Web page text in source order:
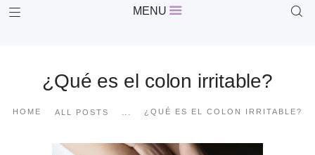
MENU
¿Qué es el colon irritable?
HOME ALL POSTS ... ¿QUÉ ES EL COLON IRRITABLE?